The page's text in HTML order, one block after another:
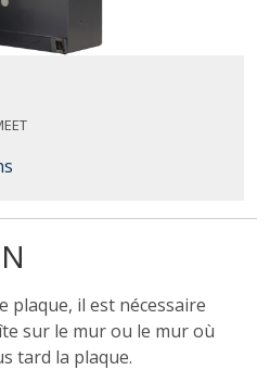
plaque, il est nécessaire
sur le mur ou le mur où
tard la plaque.